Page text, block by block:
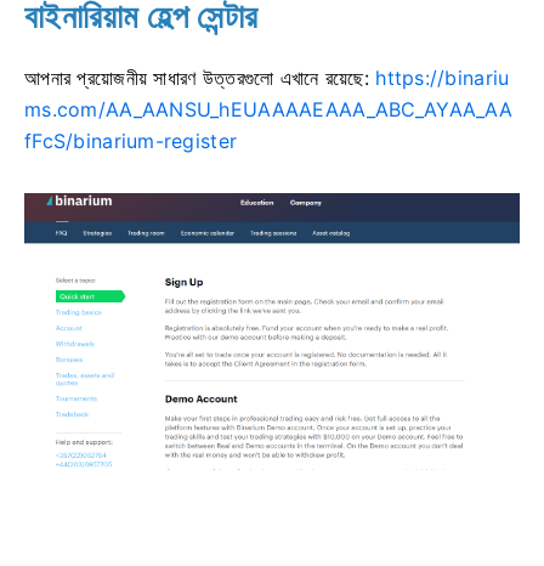
বাইনারিয়াম হেল্প সেন্টার
আপনার প্রয়োজনীয় সাধারণ উত্তরগুলো এখানে রয়েছে: https://binariu
ms.com/AA_AANSU_hEUAAAAEAAA_ABC_AYAA_AA
fFcS/binarium-register